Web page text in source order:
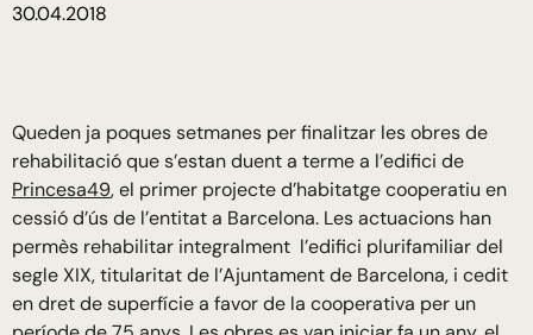
30.04.2018
Queden ja poques setmanes per finalitzar les obres de
rehabilitació que s’estan duent a terme a l’edifici de
Princesa49, el primer projecte d’habitatge cooperatiu en
cessió d’ús de l’entitat a Barcelona. Les actuacions han
permès rehabilitar integralment l’edifici plurifamiliar del
segle XIX, titularitat de l’Ajuntament de Barcelona, i cedit
en dret de superfície a favor de la cooperativa per un